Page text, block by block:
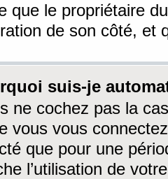
que le propriétaire
de son côté, et
suis-je
ne cochez pas la
vous vous
que pour une
l’utilisation de